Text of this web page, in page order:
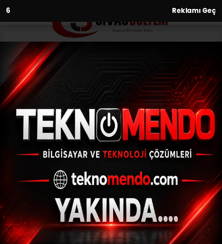
5 Reklamı Geç
Anasayfa
Kullandığı traktör üzerine
devrildi, olay yerinde hayatını
kaybetti
26.06.2021 - 21:03, Güncelleme: 26.06.2021 - 21:03
Sivas'ın Suşehri ilçesinde kullandığı traktör
zerine devrilen sürücü hayatını kaybetti.
ABONE OL